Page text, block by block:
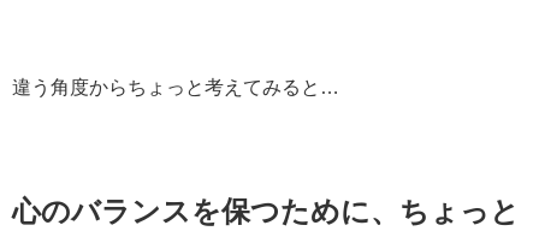
違う角度からちょっと考えてみると…
心のバランスを保つために、ちょっと